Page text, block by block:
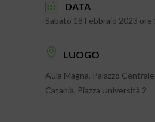
DATA
Sabato 18 Febbraio 2023 ore
LUOGO
Aula Magna, Palazzo
Catania, Piazza Università 2